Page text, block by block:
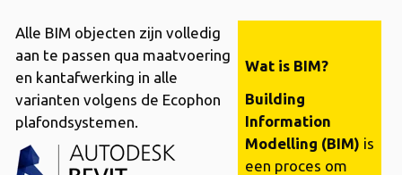
Alle BIM objecten zijn volledig
aan te passen qua maatvoering
en kantafwerking in alle
varianten volgens de Ecophon
plafondsystemen.
Wat is BIM?
Building
Information
Modelling (BIM) is
een proces om